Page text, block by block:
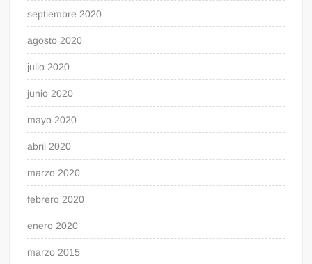
septiembre 2020
agosto 2020
julio 2020
junio 2020
mayo 2020
abril 2020
marzo 2020
febrero 2020
enero 2020
marzo 2015